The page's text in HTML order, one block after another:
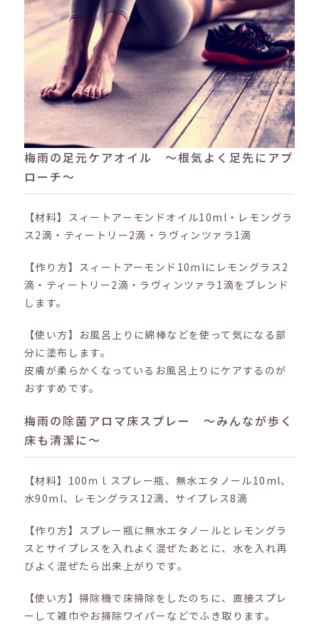
梅雨の足元ケアオイル ～根気よく足先にアプ
ローチ～
【材料】スィートアーモンドオイル10ml・レモングラ
ス2滴・ティートリー2滴・ラヴィンツァラ1滴
【作り方】スィートアーモンド10mlにレモングラス2
滴・ティートリー2滴・ラヴィンツァラ1滴をブレンド
します。
【使い方】お風呂上りに綿棒などを使って気になる部
分に塗布します。
皮膚が柔らかくなっているお風呂上りにケアするのが
おすすめです。
梅雨の除菌アロマ床スプレー ～みんなが歩く
床も清潔に～
【材料】100ｍｌスプレー瓶、無水エタノール10ml、
水90ml、レモングラス12滴、サイプレス8滴
【作り方】スプレー瓶に無水エタノールとレモングラ
スとサイプレスを入れよく混ぜたあとに、水を入れ再
びよく混ぜたら出来上がりです。
【使い方】掃除機で床掃除をしたのちに、直接スプレ
ーして雑巾やお掃除ワイパーなどでふき取ります。